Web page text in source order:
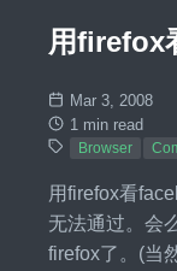
用firefox
Mar 3, 2008
1 min read
Browser
用firefox看
无法通过。会
firefox了。(当